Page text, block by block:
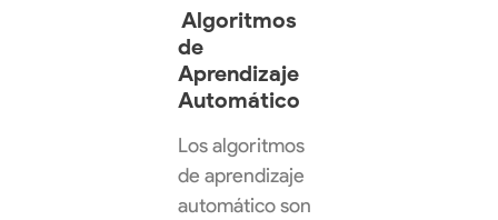
Algoritmos
de
Aprendizaje
Automático
Los algoritmos
de aprendizaje
automático son